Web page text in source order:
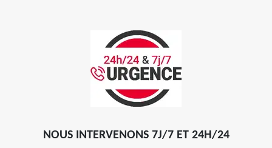
NOUS INTERVENONS 7J/7 ET 24H/24